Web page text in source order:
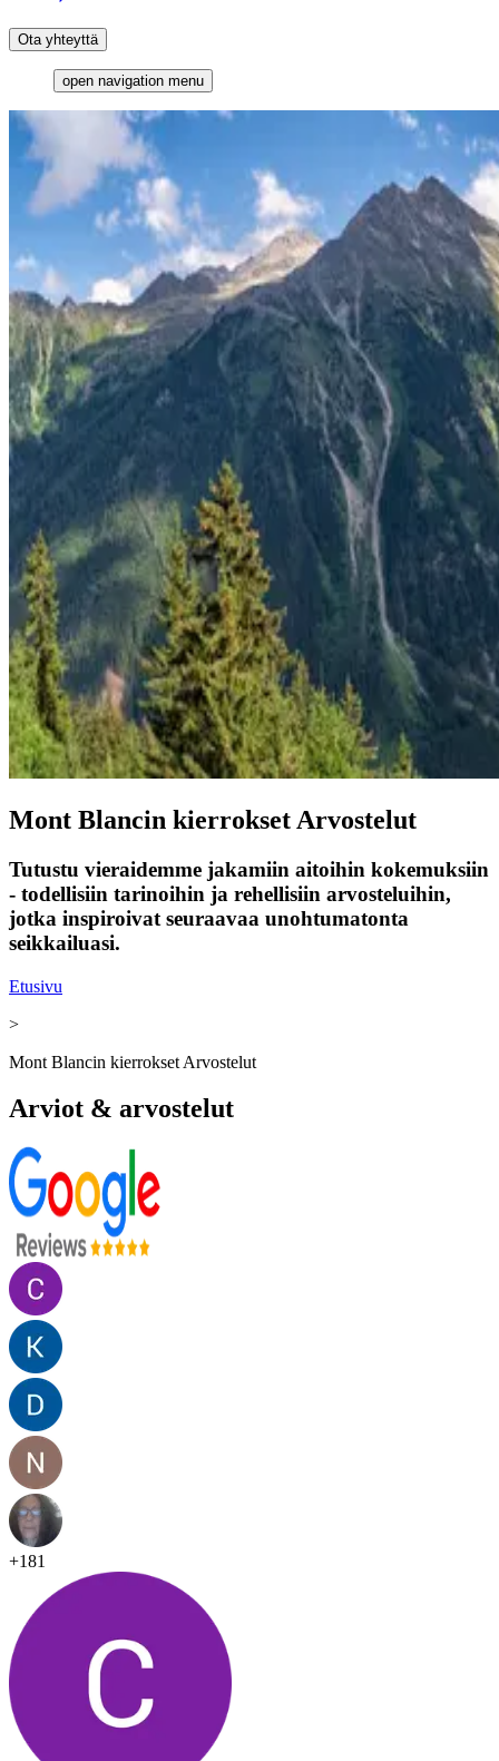
Ota yhteyttä
open navigation menu
Mont Blancin kierrokset Arvostelut
Tutustu vieraidemme jakamiin aitoihin kokemuksiin
- todellisiin tarinoihin ja rehellisiin arvosteluihin,
jotka inspiroivat seuraavaa unohtumatonta
seikkailuasi.
Etusivu
>
Mont Blancin kierrokset Arvostelut
Arviot & arvostelut
+181